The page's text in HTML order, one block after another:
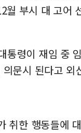
월 부시 대 고어
통령이 재임 중
문시 된다고 외
취한 행동들에